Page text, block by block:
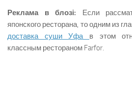
Реклама в блозі: Если
японского ресторана, то одним из
доставка суши Уфа в этом
классным рестораном Farfor.